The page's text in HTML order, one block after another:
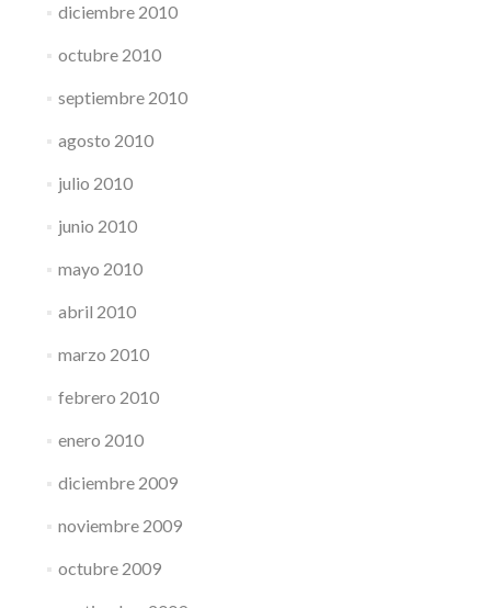
diciembre 2010
octubre 2010
septiembre 2010
agosto 2010
julio 2010
junio 2010
mayo 2010
abril 2010
marzo 2010
febrero 2010
enero 2010
diciembre 2009
noviembre 2009
octubre 2009